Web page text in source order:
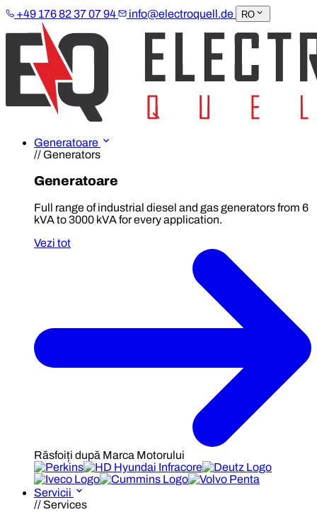
+49 176 82 37 07 94 info@electroquell.de RO
Generatoare
// Generators
Generatoare
Full range of industrial diesel and gas generators from 6
kVA to 3000 kVA for every application.
Vezi tot
Răsfoiți după Marca Motorului
Servicii
// Services